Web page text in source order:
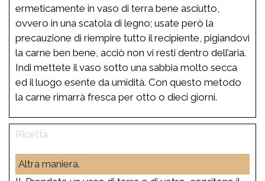
ermeticamente in vaso di terra bene asciutto,
ovvero in una scatola di legno; usate però la
precauzione di riempire tutto il recipiente, pigiandovi
la carne ben bene, acciò non vi resti dentro dell’aria.
Indi mettete il vaso sotto una sabbia molto secca
ed il luogo esente da umidità. Con questo metodo
la carne rimarrà fresca per otto o dieci giorni.
Altra maniera.